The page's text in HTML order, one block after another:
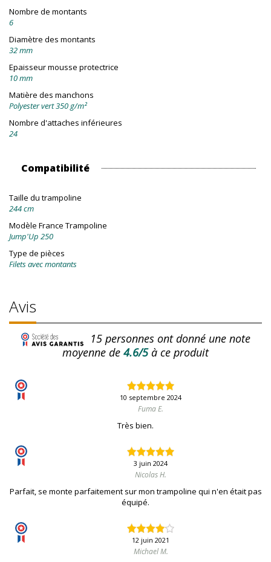
Nombre de montants
6
Diamètre des montants
32 mm
Epaisseur mousse protectrice
10 mm
Matière des manchons
Polyester vert 350 g/m²
Nombre d'attaches inférieures
24
Compatibilité
Taille du trampoline
244 cm
Modèle France Trampoline
Jump'Up 250
Type de pièces
Filets avec montants
Avis
15personnes ont donné une note
moyenne de 4.6/5à ce produit
10 septembre 2024
Fuma E.
Très bien.
3 juin 2024
Nicolas H.
Parfait, se monte parfaitement sur mon trampoline qui n'en était pas
équipé.
12 juin 2021
Michael M.